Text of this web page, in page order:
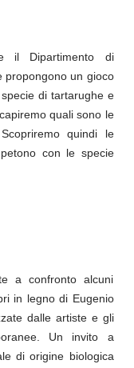
il Dipartimento di
propongono un gioco
di tartarughe e
quali sono le
quindi le
con le specie
a confronto alcuni
in legno di Eugenio
dalle artiste e gli
Un invito a
di origine biologica